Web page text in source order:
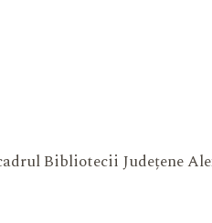
Bibliotecii Județene